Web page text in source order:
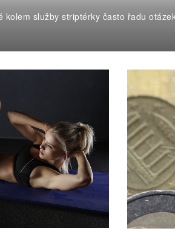
kolem služby striptérky často řadu